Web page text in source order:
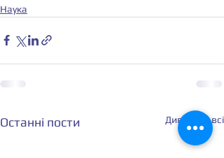
Наука
Останні пости Дивитися всі